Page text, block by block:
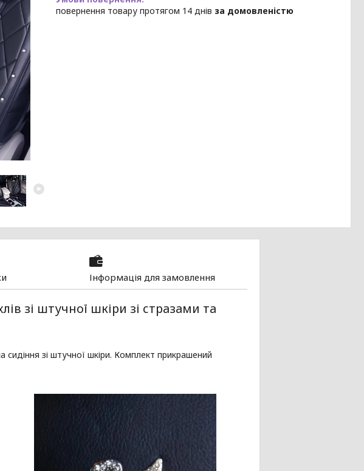
повернення товару протягом 14 днів за домовленістю
Інформація для замовлення
зі штучної шкіри зі стразами та
сидіння зі штучної шкіри. Комплект прикрашений